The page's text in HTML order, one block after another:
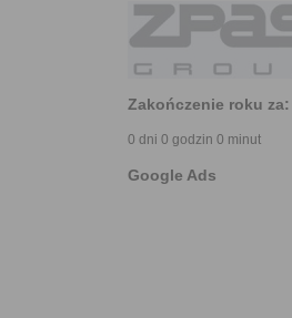
Zakończenie roku za:
0 dni 0 godzin 0 minut
Google Ads